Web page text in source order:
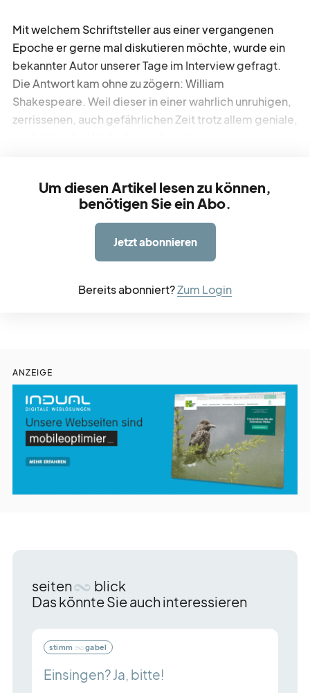
werbe möglichkeiten
verband verlag
über blick
Mit welchem Schriftsteller aus einer vergangenen
Epoche er gerne mal diskutieren möchte, wurde ein
bekannter Autor unserer Tage im Interview gefragt.
Die Antwort kam ohne zu zögern: William
Shakespeare. Weil dieser in einer wahrlich unruhigen,
zerrissenen, auch gefährlichen Zeit trotz allem geniale,
Um diesen Artikel lesen zu können,
benötigen Sie ein Abo.
Jetzt abonnieren
Bereits abonniert?Zum Login
ANZEIGE
seiten
blick
Das könnte Sie auch interessieren
ein
Karussell-
stimm gabel
Einsingen? Ja, bitte!